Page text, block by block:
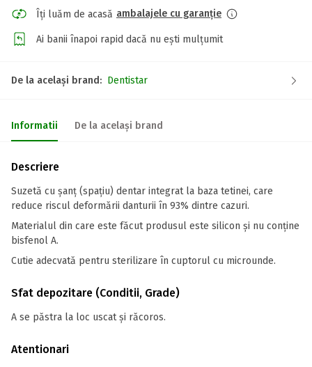
Îți luăm de acasă ambalajele cu garanție
Ai banii înapoi rapid dacă nu ești mulțumit
De la același brand: Dentistar
Informatii De la același brand
Descriere
Suzetă cu șanț (spațiu) dentar integrat la baza tetinei, care
reduce riscul deformării danturii în 93% dintre cazuri.
Materialul din care este făcut produsul este silicon și nu conține
bisfenol A.
Cutie adecvată pentru sterilizare în cuptorul cu microunde.
Sfat depozitare (Conditii, Grade)
A se păstra la loc uscat și răcoros.
Atentionari